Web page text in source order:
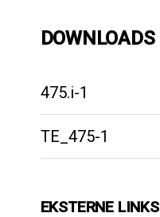
DOWNLOADS
475.i-1
TE_475-1
EKSTERNE LINKS